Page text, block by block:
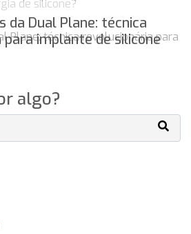
da Dual Plane: técnica
implante de silicone
algo?